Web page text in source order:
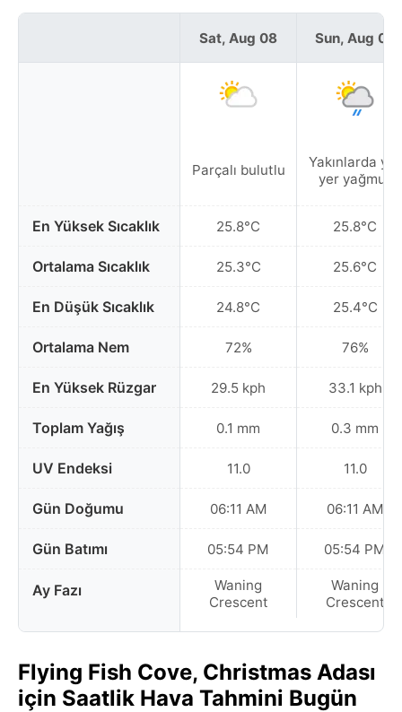
En Yüksek Sıcaklık
Ortalama Sıcaklık
En Düşük Sıcaklık
Ortalama Nem
En Yüksek Rüzgar
Toplam Yağış
UV Endeksi
Gün Doğumu
Gün Batımı
Ay Fazı
Sat, Aug 08
Parçalı bulutlu
25.8°C
25.3°C
24.8°C
72%
29.5 kph
0.1 mm
11.0
06:11 AM
05:54 PM
Waning
Crescent
Sun, Aug 09
Yakınlarda yer
yer yağmur
25.8°C
25.6°C
25.4°C
76%
33.1 kph
0.3 mm
11.0
06:11 AM
05:54 PM
Waning
Crescent
Flying Fish Cove, Christmas Adası
için Saatlik Hava Tahmini Bugün